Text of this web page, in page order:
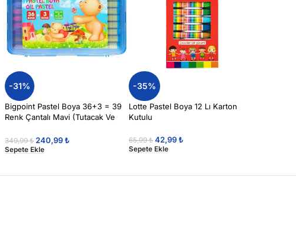
-31%
Bigpoint Pastel Boya 36+3 = 39
Renk Çantalı Mavi (Tutacak Ve
349,99₺ 240,99₺
Sepete Ekle
-35%
Lotte Pastel Boya 12 Lı Karton
Kutulu
65,99₺ 42,99₺
Sepete Ekle